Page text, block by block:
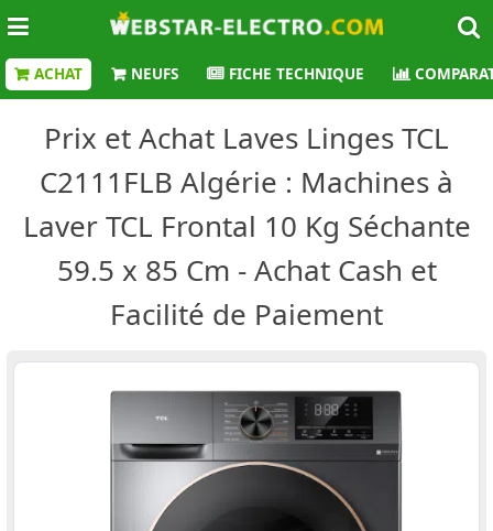
ACHAT NEUFS FICHE TECHNIQUE
Prix et Achat Laves Linges TCL
C2111FLB Algérie : Machines à
Laver TCL Frontal 10 Kg Séchante
59.5 x 85 Cm - Achat Cash et
Facilité de Paiement